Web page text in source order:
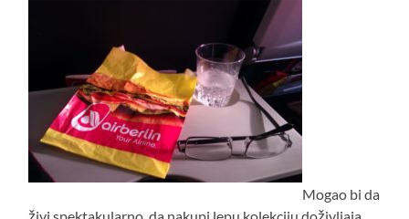
Mogao bi da